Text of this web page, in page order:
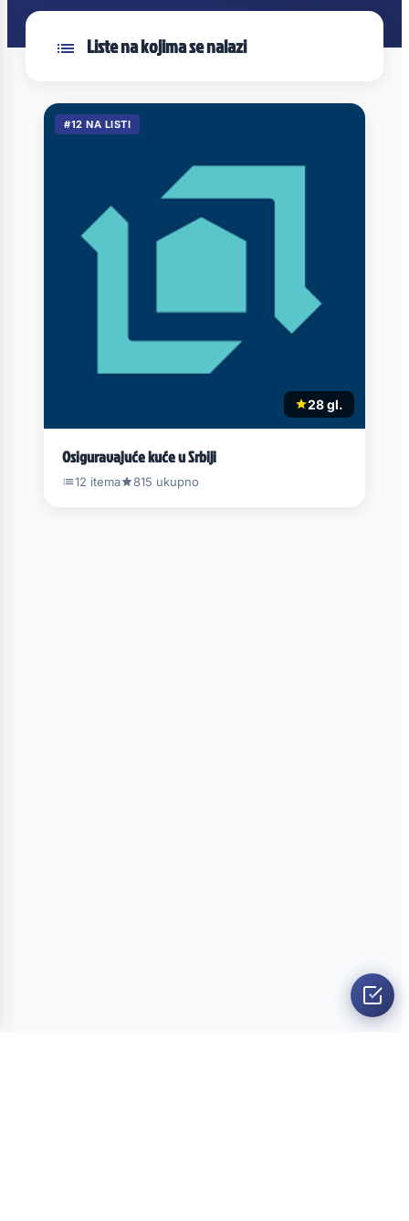
Liste na kojima se nalazi
#12 NA LISTI
28 gl.
Osiguravajuće kuće u Srbiji
12 itema 815 ukupno